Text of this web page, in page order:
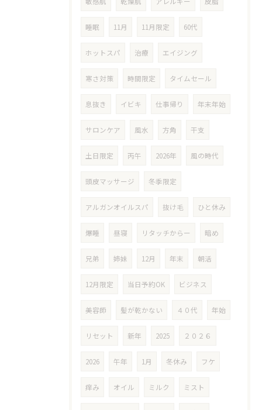
睡眠 11月 11月限定 60代
ホットスパ 治療 エイジング
寒さ対策 時間限定 タイムセール
息抜き イビキ 仕事帰り 年末年始
サロンケア 風水 方角 干支
土日限定 丙午 2026年 風の時代
頭皮マッサージ 冬季限定
アルガンオイルスパ 抜け毛 ひと休み
爆睡 昼寝 リタッチからー 暗め
兄弟 姉妹 12月 年末 朝活
12月限定 当日予約OK ビジネス
美容師 髪が乾かない ４０代 年始
リセット 新年 2025 ２０２６
2026 午年 1月 冬休み フケ
痒み オイル ミルク ミスト